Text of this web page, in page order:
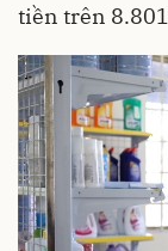
tiền trên